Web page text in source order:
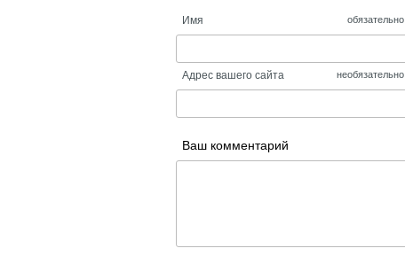
Имя обязательно
Адрес вашего сайта необязательно
Ваш комментарий